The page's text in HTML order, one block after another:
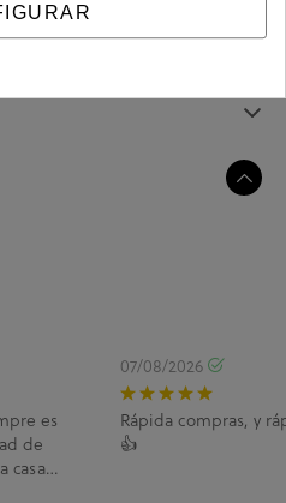
es
de
casa
07/08/2026
Rápida compras, y
👍